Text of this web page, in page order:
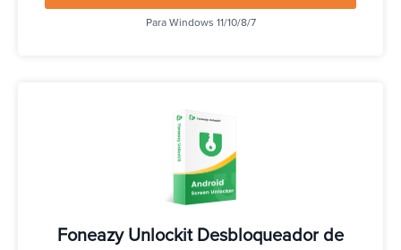
Para Windows 11/10/8/7
Foneazy Unlockit Desbloqueador de